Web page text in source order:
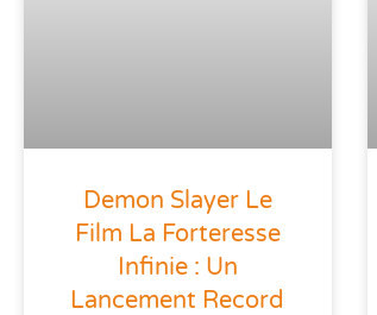
Demon Slayer Le
Film La Forteresse
Infinie : Un
Lancement Record